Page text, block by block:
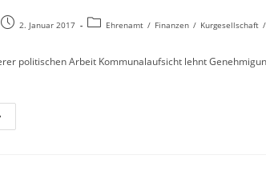
2. Januar 2017 Ehrenamt / Finanzen / Kurgesellschaft /
politischen Arbeit Kommunalaufsicht lehnt